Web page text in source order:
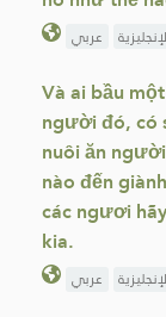
عربي
Và ai bầu
người đó, có
nuôi ăn
nào đến
các ngươi
kia.
عربي